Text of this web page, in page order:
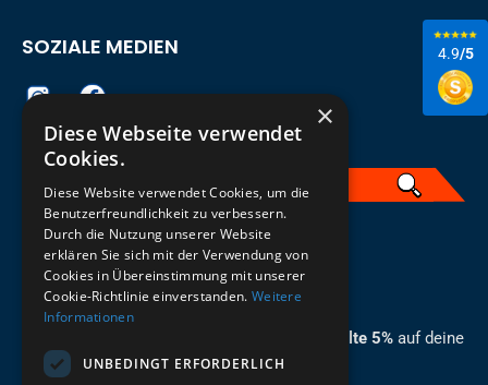
4.9/5
ZUM NEWSLETTER ANMELDEN
Melde dich jetzt zum Newsletter an und erhalte 5% auf deine
erste Bestellung.
SOZIALE MEDIEN
German
×
Diese Webseite verwendet
Cookies.
Diese Website verwendet Cookies, um die
Benutzerfreundlichkeit zu verbessern.
Durch die Nutzung unserer Website
erklären Sie sich mit der Verwendung von
Cookies in Übereinstimmung mit unserer
Cookie-Richtlinie einverstanden. Weitere
Informationen
UNBEDINGT ERFORDERLICH